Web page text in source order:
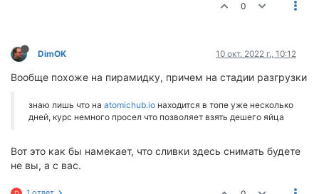
0
DimOK 10 окт. 2022 г., 10:12
Вообще похоже на пирамидку, причем на стадии разгрузки
знаю лишь что на atomichub.io находится в топе уже несколько
дней, курс немного просел что позволяет взять дешего яйца
Вот это как бы намекает, что сливки здесь снимать будете
не вы, а с вас.